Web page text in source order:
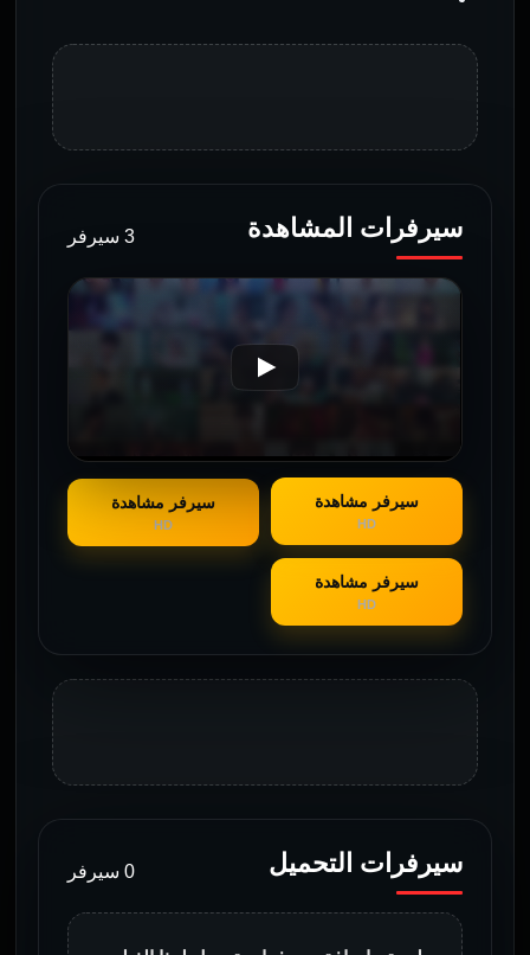
سيرفرات المشاهدة 3 سيرفر
سيرفر مشاهدة
HD
سيرفر مشاهدة
HD
سيرفر مشاهدة
HD
سيرفرات التحميل 0 سيرفر